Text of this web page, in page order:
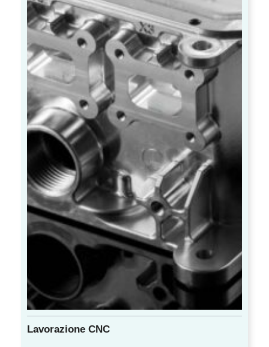
Lavorazione CNC